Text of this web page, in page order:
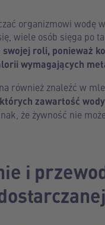
organizmowi wodę
wiele osób sięga po
roli, ponieważ
wymagających
również znaleźć w
zawartość
że żywność nie
i